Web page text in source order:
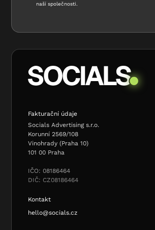
naší společnosti.
Fakturační údaje
Socials Advertising s.r.o.
Korunní 2569/108
Vinohrady (Praha 10)
101 00 Praha
IČO: 08186464
DIČ: CZ08186464
Kontakt
hello@socials.cz